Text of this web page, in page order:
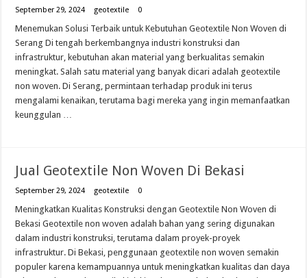
September 29, 2024 geotextile 0
Menemukan Solusi Terbaik untuk Kebutuhan Geotextile Non Woven di
Serang Di tengah berkembangnya industri konstruksi dan
infrastruktur, kebutuhan akan material yang berkualitas semakin
meningkat. Salah satu material yang banyak dicari adalah geotextile
non woven. Di Serang, permintaan terhadap produk ini terus
mengalami kenaikan, terutama bagi mereka yang ingin memanfaatkan
keunggulan …
Jual Geotextile Non Woven Di Bekasi
September 29, 2024 geotextile 0
Meningkatkan Kualitas Konstruksi dengan Geotextile Non Woven di
Bekasi Geotextile non woven adalah bahan yang sering digunakan
dalam industri konstruksi, terutama dalam proyek-proyek
infrastruktur. Di Bekasi, penggunaan geotextile non woven semakin
populer karena kemampuannya untuk meningkatkan kualitas dan daya